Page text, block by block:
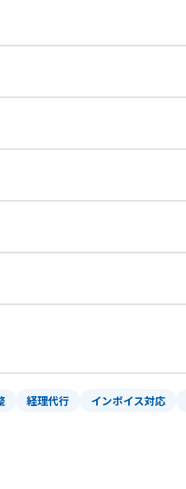
経理代行 インボイス対応